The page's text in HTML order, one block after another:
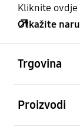
Kliknite
Otkažite
Trgovina
Proizvodi